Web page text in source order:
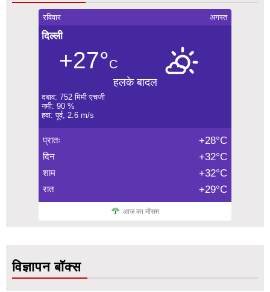
रविवार अगस्त
दिल्ली
+27°C
हलके बादल
दबाव: 752 मिमी एचजी
नमी: 90 %
हवा: पूर्व, 2.6 m/s
प्रातः +28°C
दिन +32°C
शाम +32°C
रात +29°C
आज का मौसम
विज्ञापन बॉक्स